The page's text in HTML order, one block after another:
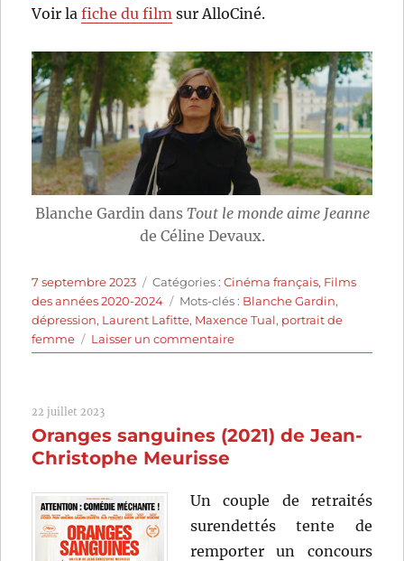
Voir lafiche du film sur AlloCiné.
Blanche Gardin dans Tout le monde aime Jeanne
de Céline Devaux.
Publié
le
7 septembre 2023 Catégories
Catégories :Cinéma français, Films
des années 2020-2024
Étiquettes
Mots-clés : Blanche Gardin,
dépression, Laurent Lafitte, Maxence Tual, portrait de
femme
Laisser un commentairesur
Tout
Jeanne
Devaux
22 juillet 2023
Oranges sanguines (2021) de Jean-
Christophe Meurisse
Un couple de retraités
surendettés tente de
remporter un concours